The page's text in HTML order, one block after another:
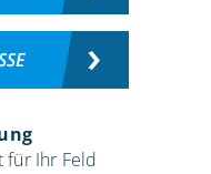
für Ihr Feld